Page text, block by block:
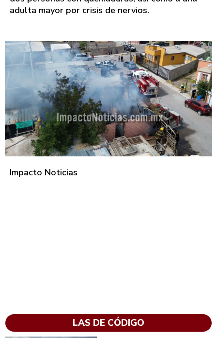
adulta mayor por crisis de nervios.
Impacto Noticias
LAS DE CÓDIGO